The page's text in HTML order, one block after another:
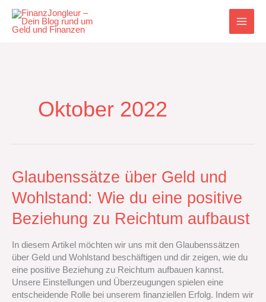
Inhalt
springen
Oktober 2022
Glaubenssätze über Geld und
Wohlstand: Wie du eine positive
Beziehung zu Reichtum aufbaust
In diesem Artikel möchten wir uns mit den Glaubenssätzen
über Geld und Wohlstand beschäftigen und dir zeigen, wie du
eine positive Beziehung zu Reichtum aufbauen kannst.
Unsere Einstellungen und Überzeugungen spielen eine
entscheidende Rolle bei unserem finanziellen Erfolg. Indem wir
Glaubenssätze
über
Geld
Wohlstand:
du
eine
positive
Beziehung
zu